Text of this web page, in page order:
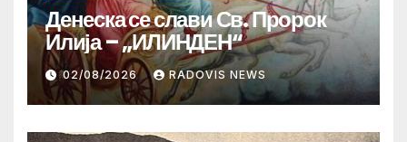
Денеска се слави Св. Пророк
Илија – „ИЛИНДЕН“
02/08/2026 RADOVIS NEWS